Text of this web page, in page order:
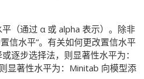
（通过 α 或 alpha 表示）。除非
信水平”。有关如何更改置信水平
逐步选择法，则显著性水平为：
显著性水平为：Minitab 向模型添